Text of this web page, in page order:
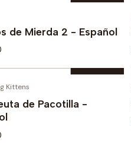
Buy now
de Mierda 2 - Español
Buy now
Kittens
de Pacotilla -